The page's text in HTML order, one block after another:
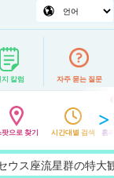
지 칼럼 자주 묻는 질문
팟으로 찾기 시간대별 검색 홈
大観測チャンス